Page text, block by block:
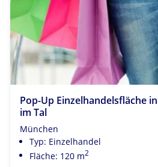
Pop-Up Einzelhandelsfläche
im Tal
München
Typ: Einzelhandel
Fläche: 120 m2